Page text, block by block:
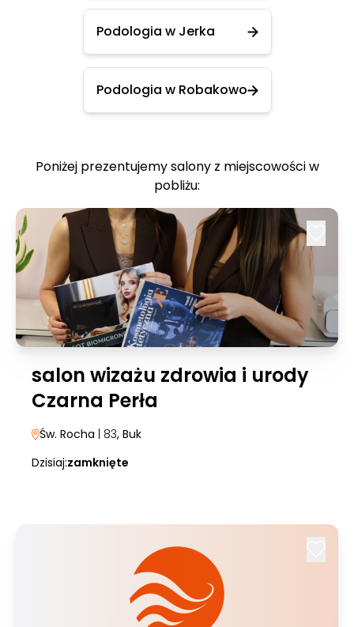
Podologia w Jerka
Podologia w Robakowo
Poniżej prezentujemy salony z miejscowości w
pobliżu:
salon wizażu zdrowia i urody
Czarna Perła
Św. Rocha | 83, Buk
Dzisiaj:zamknięte